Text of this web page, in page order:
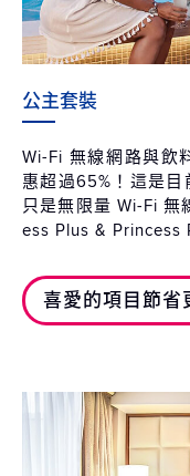
公主套裝
Wi-Fi 無線網路與飲
惠超過65%！這是
只是無限量 Wi-Fi 無
ess Plus & Princess
喜愛的項目節省